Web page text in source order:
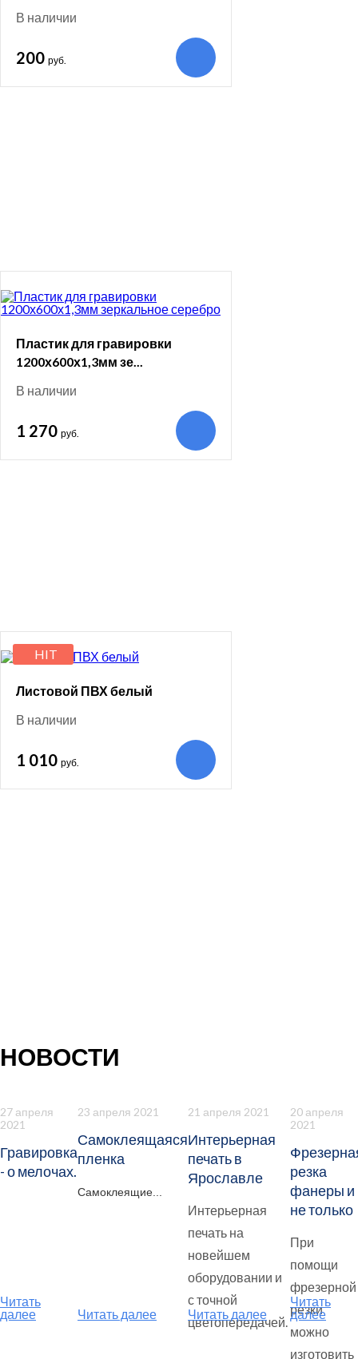
В наличии
200 руб.
Пластик для гравировки
1200х600х1,3мм зе...
В наличии
1 270 руб.
HIT
Листовой ПВХ белый
В наличии
1 010 руб.
НОВОСТИ
27 апреля
2021
Гравировка
- о мелочах.
Читать
далее
23 апреля 2021
Самоклеящаяся
пленка
Самоклеящие...
Читать далее
21 апреля 2021
Интерьерная
печать в
Ярославле
Интерьерная
печать на
новейшем
оборудовании и
с точной
цветопередачей.
Читать далее
20 апреля
2021
резка
фанеры и
не только
При
помощи
фрезерной
резки
можно
изготовить
Читать
далее